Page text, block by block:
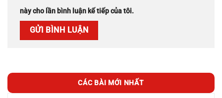
này cho lần bình luận kế tiếp của tôi.
CÁC BÀI MỚI NHẤT